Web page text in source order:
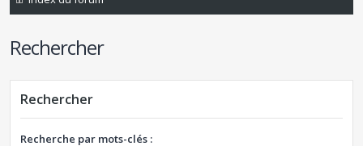
Rechercher
Rechercher
Recherche par mots-clés :